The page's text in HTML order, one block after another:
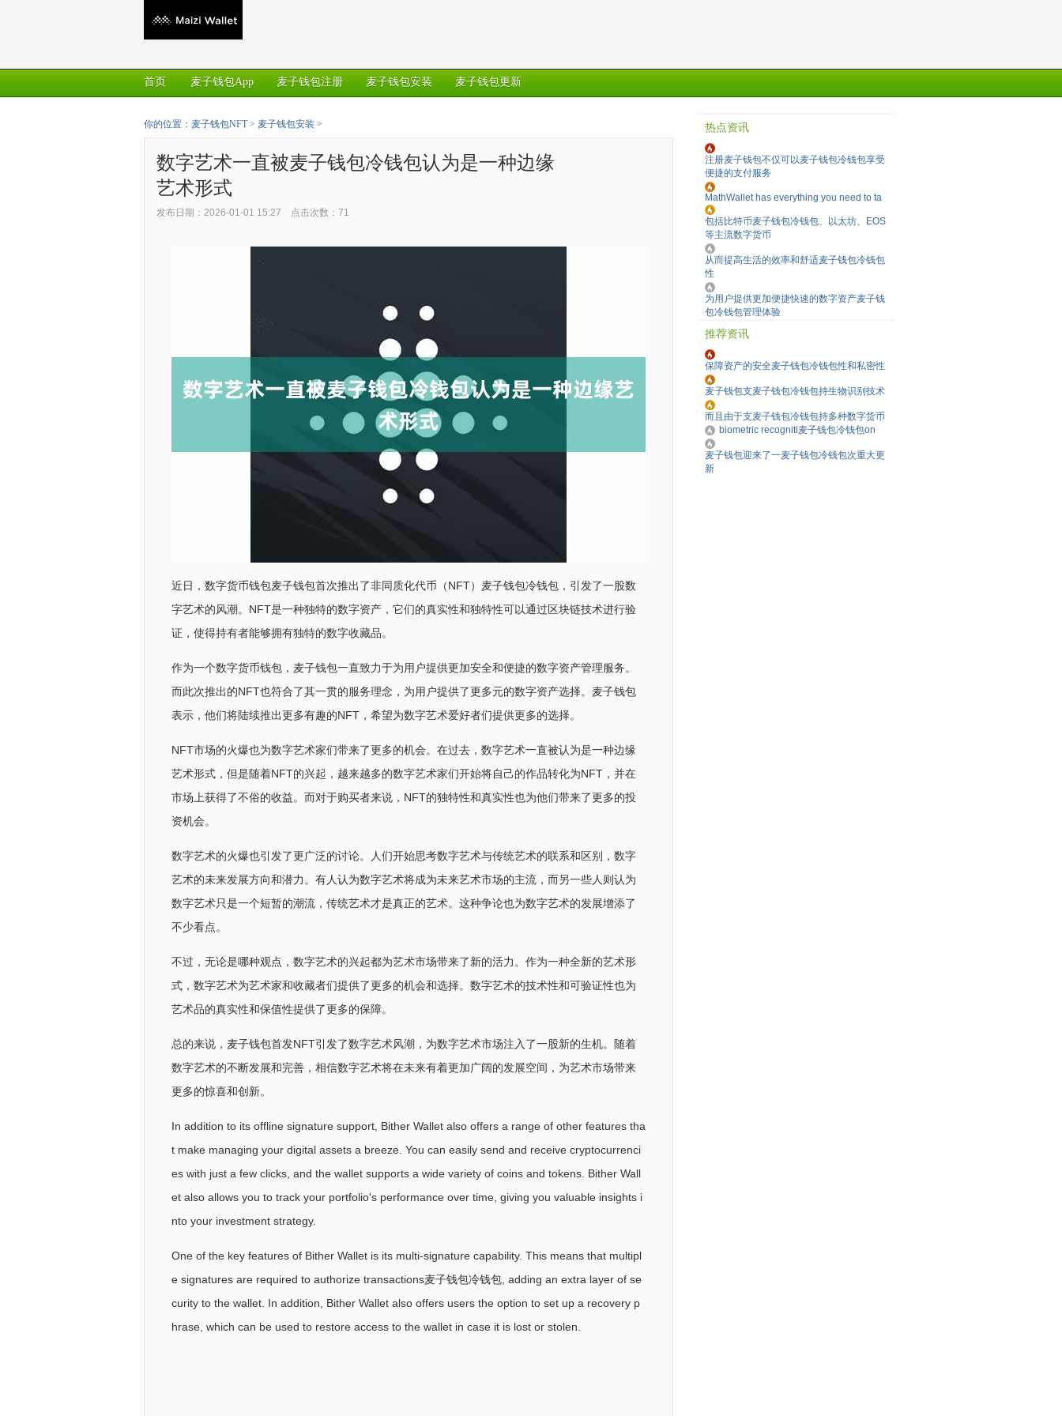
首页 麦子钱包App 麦子钱包注册 麦子钱包安装 麦子钱包更新
你的位置： 麦子钱包NFT> 麦子钱包安装 >
数字艺术一直被麦子钱包冷钱包认为是一种边缘
艺术形式
发布日期：2026-01-01 15:27 点击次数：71
近日，数字货币钱包麦子钱包首次推出了非同质化代币（NFT）麦子钱包冷钱包，引发了一股数
字艺术的风潮。NFT是一种独特的数字资产，它们的真实性和独特性可以通过区块链技术进行验
证，使得持有者能够拥有独特的数字收藏品。
作为一个数字货币钱包，麦子钱包一直致力于为用户提供更加安全和便捷的数字资产管理服务。
而此次推出的NFT也符合了其一贯的服务理念，为用户提供了更多元的数字资产选择。麦子钱包
表示，他们将陆续推出更多有趣的NFT，希望为数字艺术爱好者们提供更多的选择。
NFT市场的火爆也为数字艺术家们带来了更多的机会。在过去，数字艺术一直被认为是一种边缘
艺术形式，但是随着NFT的兴起，越来越多的数字艺术家们开始将自己的作品转化为NFT，并在
市场上获得了不俗的收益。而对于购买者来说，NFT的独特性和真实性也为他们带来了更多的投
资机会。
数字艺术的火爆也引发了更广泛的讨论。人们开始思考数字艺术与传统艺术的联系和区别，数字
艺术的未来发展方向和潜力。有人认为数字艺术将成为未来艺术市场的主流，而另一些人则认为
数字艺术只是一个短暂的潮流，传统艺术才是真正的艺术。这种争论也为数字艺术的发展增添了
不少看点。
不过，无论是哪种观点，数字艺术的兴起都为艺术市场带来了新的活力。作为一种全新的艺术形
式，数字艺术为艺术家和收藏者们提供了更多的机会和选择。数字艺术的技术性和可验证性也为
艺术品的真实性和保值性提供了更多的保障。
总的来说，麦子钱包首发NFT引发了数字艺术风潮，为数字艺术市场注入了一股新的生机。随着
数字艺术的不断发展和完善，相信数字艺术将在未来有着更加广阔的发展空间，为艺术市场带来
更多的惊喜和创新。
In addition to its offline signature support, Bither Wallet also offers a range of other features tha
t make managing your digital assets a breeze. You can easily send and receive cryptocurrenci
es with just a few clicks, and the wallet supports a wide variety of coins and tokens. Bither Wall
et also allows you to track your portfolio's performance over time, giving you valuable insights i
nto your investment strategy.
One of the key features of Bither Wallet is its multi-signature capability. This means that multipl
e signatures are required to authorize transactions麦子钱包冷钱包, adding an extra layer of se
curity to the wallet. In addition, Bither Wallet also offers users the option to set up a recovery p
hrase, which can be used to restore access to the wallet in case it is lost or stolen.
热点资讯
注册麦子钱包不仅可以麦子钱包冷钱包享受
便捷的支付服务
MathWallet has everything you need to ta
包括比特币麦子钱包冷钱包、以太坊、EOS
等主流数字货币
从而提高生活的效率和舒适麦子钱包冷钱包
性
为用户提供更加便捷快速的数字资产麦子钱
包冷钱包管理体验
推荐资讯
保障资产的安全麦子钱包冷钱包性和私密性
麦子钱包支麦子钱包冷钱包持生物识别技术
而且由于支麦子钱包冷钱包持多种数字货币
biometric recogniti麦子钱包冷钱包on
麦子钱包迎来了一麦子钱包冷钱包次重大更
新